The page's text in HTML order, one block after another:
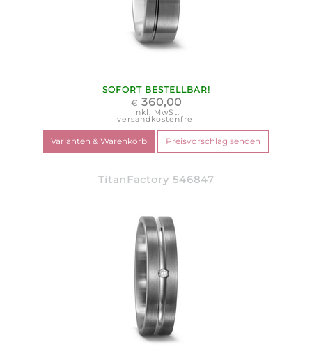
SOFORT BESTELLBAR!
€ 360,00
inkl. MwSt.
versandkostenfrei
TitanFactory 546847